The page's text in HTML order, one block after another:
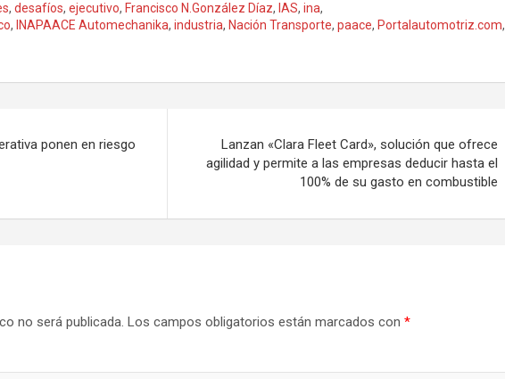
, desafíos, ejecutivo, Francisco N.González Díaz, IAS, ina,
, INAPAACE Automechanika, industria, Nación Transporte, paace, Portalautomotriz.com,
ponen en riesgo
Lanzan «Clara Fleet Card», solución que ofrece
agilidad y permite a las empresas deducir hasta el
100% de su gasto en combustible
no será publicada. Los campos obligatorios están marcados con *